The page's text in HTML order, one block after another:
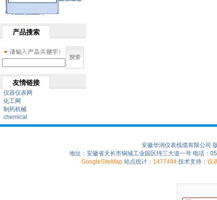
双金属温度计
产品搜索
友情链接
仪器仪表网
化工网
制药机械
chemical
安徽华润仪表线缆有限公司
地址：安徽省天长市铜城工业园区纬三大道一号 电话：
GoogleSiteMap 站点统计： 1477494 技术支持： 仪